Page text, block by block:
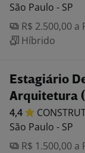
São Paulo - SP
R$ 2.500,00 a
Híbrido
Estagiário
Arquitetura
4,4
São Paulo - SP
R$ 1.500,00 a